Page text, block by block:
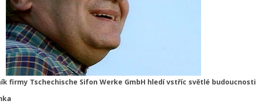
firmy Tschechische Sifon Werke GmbH hledí vstříc světlé budoucnosti